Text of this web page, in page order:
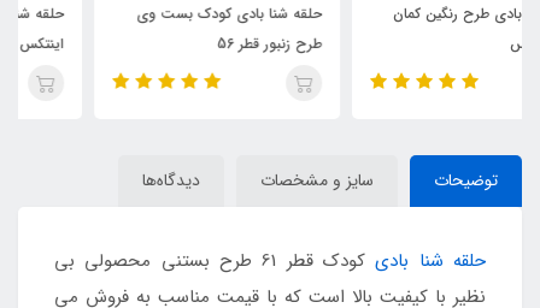
حلقه شنا بادی کودک بست وی
حلقه شنا بادی شفاف نارنجی
اینتکس قطر 76
توضیحات سایز و مشخصات دیدگاه‌ها
حلقه شنا بادی
کودک قطر 61 طرح بستنی محصولی بی
نظیر با کیفیت بالا است که با قیمت مناسب به فروش می